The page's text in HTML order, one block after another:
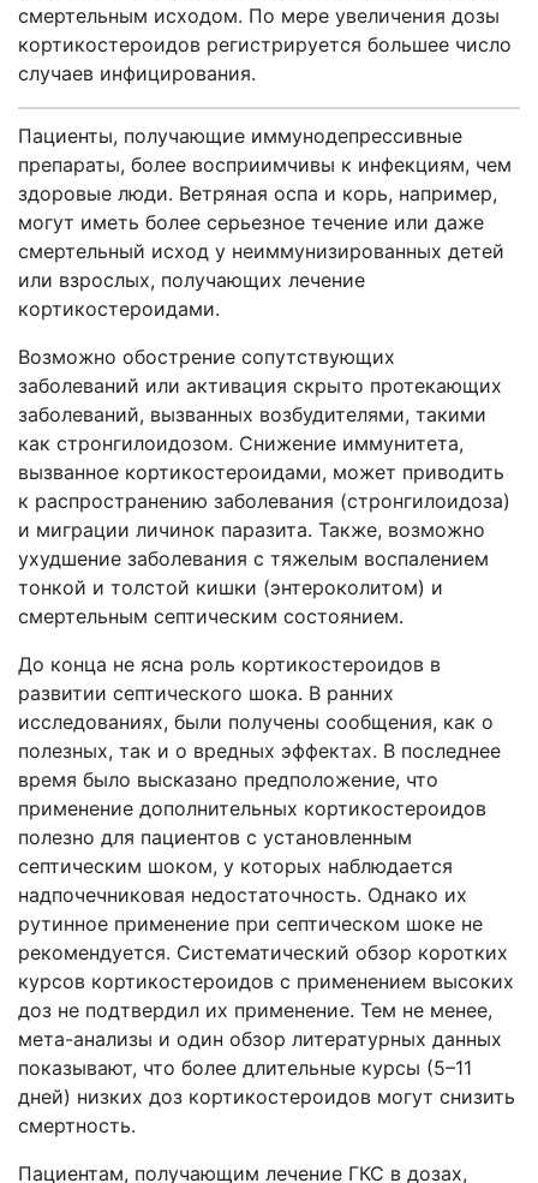
смертельным исходом. По мере увеличения дозы
кортикостероидов регистрируется большее число
случаев инфицирования.
Пациенты, получающие иммунодепрессивные
препараты, более восприимчивы к инфекциям, чем
здоровые люди. Ветряная оспа и корь, например,
могут иметь более серьезное течение или даже
смертельный исход у неиммунизированных детей
или взрослых, получающих лечение
кортикостероидами.
Возможно обострение сопутствующих
заболеваний или активация скрыто протекающих
заболеваний, вызванных возбудителями, такими
как стронгилоидозом. Снижение иммунитета,
вызванное кортикостероидами, может приводить
к распространению заболевания (стронгилоидоза)
и миграции личинок паразита. Также, возможно
ухудшение заболевания с тяжелым воспалением
тонкой и толстой кишки (энтероколитом) и
смертельным септическим состоянием.
До конца не ясна роль кортикостероидов в
развитии септического шока. В ранних
исследованиях, были получены сообщения, как о
полезных, так и о вредных эффектах. В последнее
время было высказано предположение, что
применение дополнительных кортикостероидов
полезно для пациентов с установленным
септическим шоком, у которых наблюдается
надпочечниковая недостаточность. Однако их
рутинное применение при септическом шоке не
рекомендуется. Систематический обзор коротких
курсов кортикостероидов с применением высоких
доз не подтвердил их применение. Тем не менее,
мета-анализы и один обзор литературных данных
показывают, что более длительные курсы (5–11
дней) низких доз кортикостероидов могут снизить
смертность.
Пациентам, получающим лечение ГКС в дозах,